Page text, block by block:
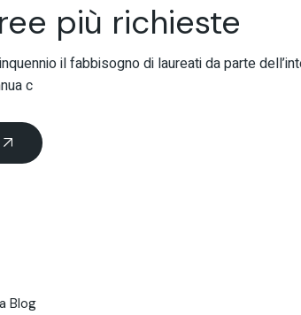
più richieste
il fabbisogno di laureati da parte
c
Blog